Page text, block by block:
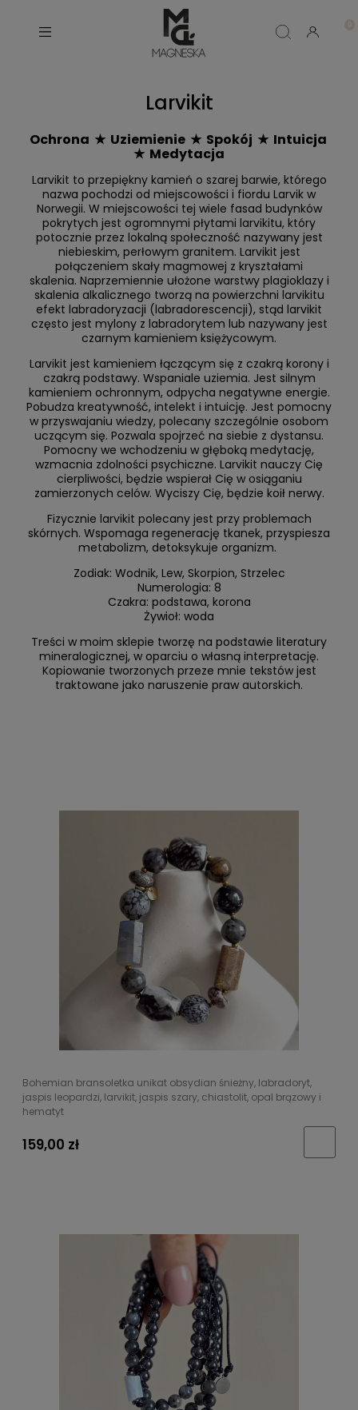
Larvikit
Ochrona ★ Uziemienie ★ Spokój ★ Intuicja
★ Medytacja
Larvikit to przepiękny kamień o szarej barwie, którego
nazwa pochodzi od miejscowości i fiordu Larvik w
Norwegii. W miejscowości tej wiele fasad budynków
pokrytych jest ogromnymi płytami larvikitu, który
potocznie przez lokalną społeczność nazywany jest
niebieskim, perłowym granitem. Larvikit jest
połączeniem skały magmowej z kryształami
skalenia. Naprzemiennie ułożone warstwy plagioklazy i
skalenia alkalicznego tworzą na powierzchni larvikitu
efekt labradoryzacji (labradorescencji), stąd larvikit
często jest mylony z labradorytem lub nazywany jest
czarnym kamieniem księżycowym.
Larvikit jest kamieniem łączącym się z czakrą korony i
czakrą podstawy. Wspaniale uziemia. Jest silnym
kamieniem ochronnym, odpycha negatywne energie.
Pobudza kreatywność, intelekt i intuicję. Jest pomocny
w przyswajaniu wiedzy, polecany szczególnie osobom
uczącym się. Pozwala spojrzeć na siebie z dystansu.
Pomocny we wchodzeniu w głęboką medytację,
wzmacnia zdolności psychiczne. Larvikit nauczy Cię
cierpliwości, będzie wspierał Cię w osiąganiu
zamierzonych celów. Wyciszy Cię, będzie koił nerwy.
Fizycznie larvikit polecany jest przy problemach
skórnych. Wspomaga regenerację tkanek, przyspiesza
metabolizm, detoksykuje organizm.
Zodiak: Wodnik, Lew, Skorpion, Strzelec
Numerologia: 8
Czakra: podstawa, korona
Żywioł: woda
Treści w moim sklepie tworzę na podstawie literatury
mineralogicznej, w oparciu o własną interpretację.
Kopiowanie tworzonych przeze mnie tekstów jest
traktowane jako naruszenie praw autorskich.
Bohemian bransoletka unikat obsydian śnieżny, labradoryt,
jaspis leopardzi, larvikit, jaspis szary, chiastolit, opal brązowy i
hematyt
159,00 zł